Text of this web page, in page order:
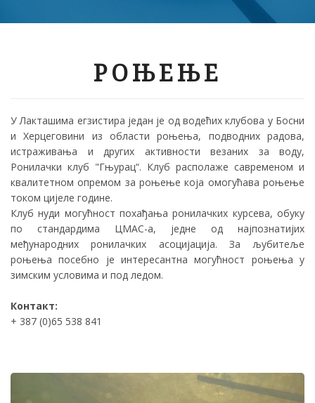
РОЊЕЊЕ
У Лакташима егзистира један је од водећих клубова у Босни
и Херцеговини из области роњења, подводних радова,
истраживања и других активности везаних за воду,
Ронилачки клуб "Гњурац“. Клуб располаже савременом и
квалитетном опремом за роњење која омогућава роњење
током цијеле године.
Клуб нуди могућност похађања ронилачких курсева, обуку
по стандардима ЦМАС-а, једне од најпознатијих
међународних ронилачких асоцијација. За љубитеље
роњења посебно је интересантна могућност роњења у
зимским условима и под ледом.
Контакт:
+ 387 (0)65 538 841